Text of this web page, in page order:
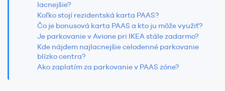
lacnejšie?
Koľko stojí rezidentská karta PAAS?
Čo je bonusová karta PAAS a kto ju môže využiť?
Je parkovanie v Avione pri IKEA stále zadarmo?
Kde nájdem najlacnejšie celodenné parkovanie
blízko centra?
Ako zaplatím za parkovanie v PAAS zóne?